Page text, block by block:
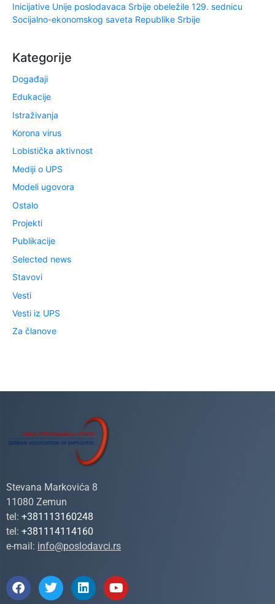
Inicijative Unije poslodavaca Srbije obeležile 129. sednicu
Socijalno-ekonomskog saveta Republike Srbije
Kategorije
Događaji
Edukacije
Istraživanja
Korona virus
Lobistička aktivnost
Mediji o UPS
Modeli ugovora
Ostalo
Projekti
Publikacije
Selected news
Stavovi
Vesti
Vesti iz UPS
Za članove
Stevana Markovića 8
11080 Zemun
tel: +381113160248
tel: +381114114160
e-mail: info@poslodavci.rs